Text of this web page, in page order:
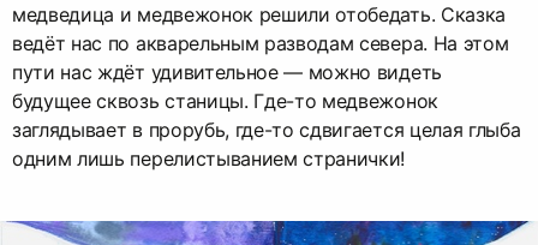
медведица и медвежонок решили отобедать. Сказка
ведёт нас по акварельным разводам севера. На этом
пути нас ждёт удивительное — можно видеть
будущее сквозь станицы. Где-то медвежонок
заглядывает в прорубь, где-то сдвигается целая глыба
одним лишь перелистыванием странички!